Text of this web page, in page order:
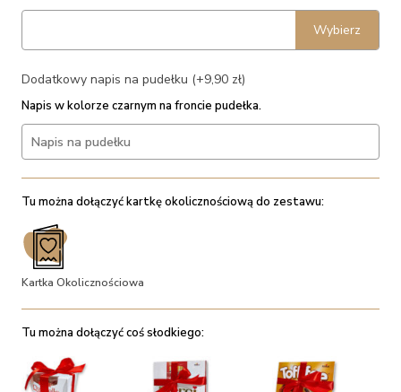
Wybierz
Dodatkowy napis na pudełku (+9,90 zł)
Napis w kolorze czarnym na froncie pudełka.
Tu można dołączyć kartkę okolicznościową do zestawu:
Kartka Okolicznościowa
Tu można dołączyć coś słodkiego: